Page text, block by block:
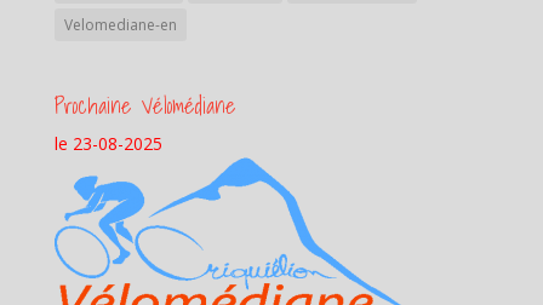
Velomediane-en
Prochaine Vélomédiane
le 23-08-2025